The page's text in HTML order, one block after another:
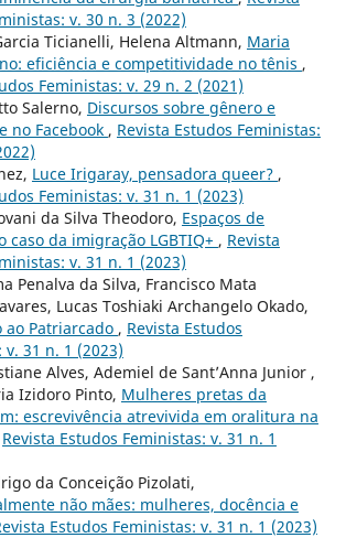
v. 30 n. 3 (2022)
Ticianelli, Helena Altmann, Maria
eficiência e competitividade no tênis ,
Feministas: v. 29 n. 2 (2021)
Salerno, Discursos sobre gênero e
no Facebook , Revista Estudos Feministas:
Luce Irigaray, pensadora queer? ,
Feministas: v. 31 n. 1 (2023)
da Silva Theodoro, Espaços de
caso da imigração LGBTIQ+ , Revista
v. 31 n. 1 (2023)
Penalva da Silva, Francisco Mata
Lucas Toshiaki Archangelo Okado,
ao Patriarcado , Revista Estudos
v. 31 n. 1 (2023)
Alves, Ademiel de Sant’Anna Junior ,
Izidoro Pinto, Mulheres pretas da
escrevivência atrevivida em oralitura na
Revista Estudos Feministas: v. 31 n. 1
da Conceição Pizolati,
não mães: mulheres, docência e
Estudos Feministas: v. 31 n. 1 (2023)